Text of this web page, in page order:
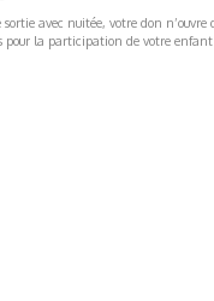
avec nuitée, votre don
pour la participation de votre enfant